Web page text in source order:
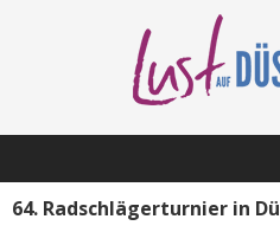
64. Radschlägerturnier in